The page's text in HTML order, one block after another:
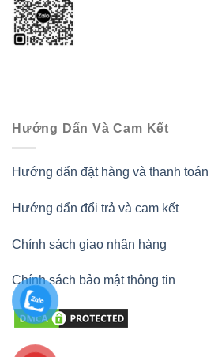
Hướng Dẩn Và Cam Kết
Hướng dẩn đặt hàng và thanh toán
Hướng dẩn đổi trả và cam kết
Chính sách giao nhận hàng
Chính sách bảo mật thông tin